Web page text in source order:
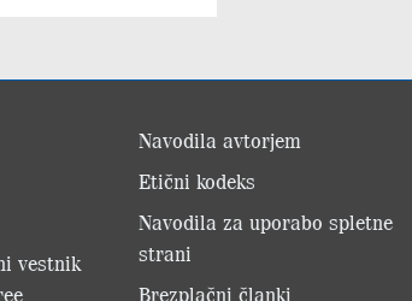
vestnik
Navodila avtorjem
Etični kodeks
Navodila za uporabo spletne
strani
Brezplačni članki